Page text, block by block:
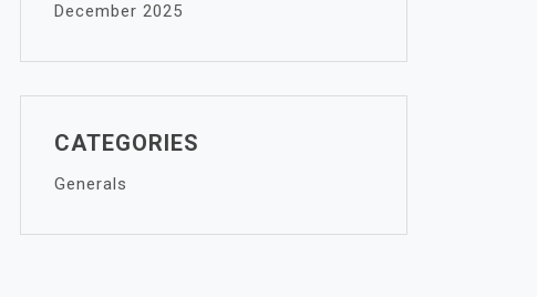
December 2025
CATEGORIES
Generals